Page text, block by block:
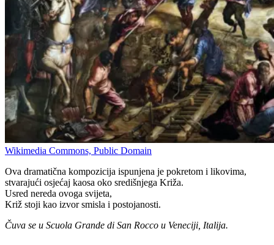
Wikimedia Commons, Public Domain
Ova dramatična kompozicija ispunjena je pokretom i likovima,
stvarajući osjećaj kaosa oko središnjega Križa.
Usred nereda ovoga svijeta,
Križ stoji kao izvor smisla i postojanosti.
Čuva se u Scuola Grande di San Rocco u Veneciji, Italija.